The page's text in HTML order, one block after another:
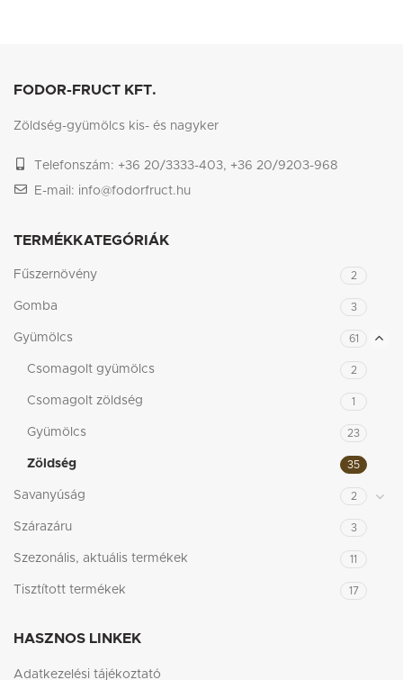
FODOR-FRUCT KFT.
Zöldség-gyümölcs kis- és nagyker
Telefonszám: +36 20/3333-403, +36 20/9203-968
E-mail: info@fodorfruct.hu
TERMÉKKATEGÓRIÁK
Fűszernövény 2
Gomba 3
Gyümölcs 61
Csomagolt gyümölcs 2
Csomagolt zöldség 1
Gyümölcs 23
Zöldség 35
Savanyúság 2
Szárazáru 3
Szezonális, aktuális termékek 11
Tisztított termékek 17
HASZNOS LINKEK
Adatkezelési tájékoztató